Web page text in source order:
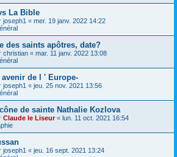
La Bible
joseph1 « mer. 19 janv. 2022 14:22
des saints apôtres, date?
christian « mar. 11 janv. 2022 13:08
de l ' Europe-
joseph1 « jeu. 25 nov. 2021 13:56
de sainte Nathalie Kozlova
Claude le Liseur« lun. 11 oct. 2021 16:54
joseph1 « jeu. 16 sept. 2021 13:24